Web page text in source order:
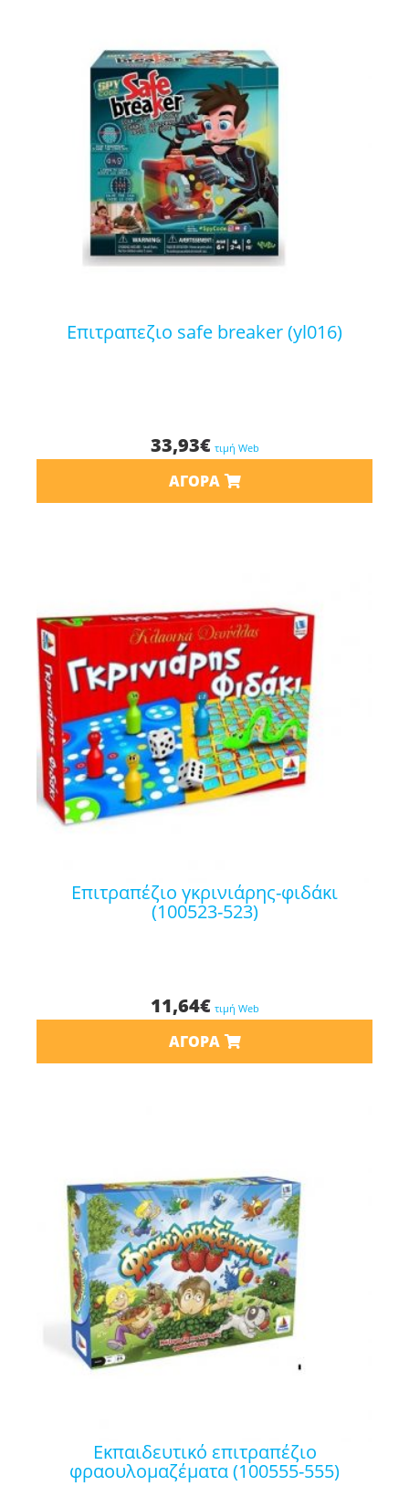
επιτραπεζιο safe breaker (yl016)
33,93€ τιμή Web
ΑΓΟΡΆ
επιτραπέζιο γκρινιάρης-φιδάκι
(100523-523)
11,64€ τιμή Web
ΑΓΟΡΆ
εκπαιδευτικό επιτραπέζιο
φραουλομαζέματα (100555-555)